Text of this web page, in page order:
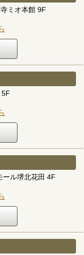
ミオ本館 9F
5F
ール堺北花田 4F